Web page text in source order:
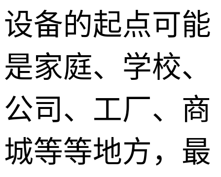
设备的起点可能
是家庭、学校、
公司、工厂、商
城等等地方，最